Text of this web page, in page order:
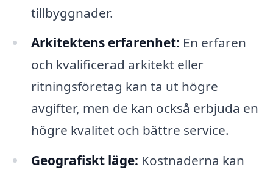
tillbyggnader.
Arkitektens erfarenhet: En erfaren
och kvalificerad arkitekt eller
ritningsföretag kan ta ut högre
avgifter, men de kan också erbjuda en
högre kvalitet och bättre service.
Geografiskt läge: Kostnaderna kan